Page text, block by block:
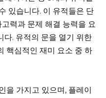
있습니다. 이 유적들은 단
력과 문제 해결 능력을 요
다. 유적의 문을 열기 위한
핵심적인 재미 요소 중 하
을 가지고 있으며, 플레이